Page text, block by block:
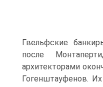
Гвельфские
после
архитекторами
Гогенштауфенов.